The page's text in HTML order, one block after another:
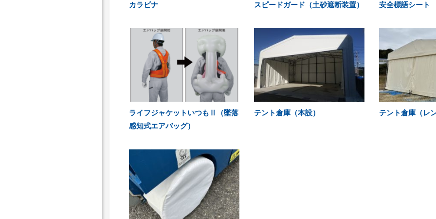
カラビナ スピードガード（土砂遮断装置） 安全標語シート
ライフジャケットいつもⅡ（墜落
感知式エアバッグ）
テント倉庫（本設） テント倉庫（レ